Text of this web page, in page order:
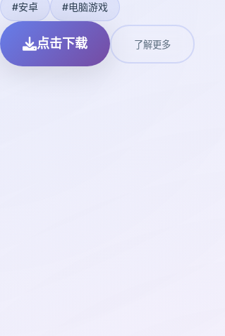
#安卓 #电脑游戏
点击下载 了解更多